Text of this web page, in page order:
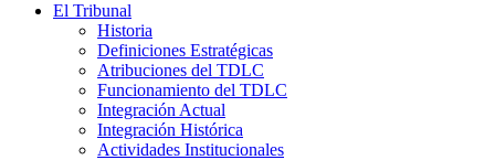
El Tribunal
Historia
Definiciones Estratégicas
Atribuciones del TDLC
Funcionamiento del TDLC
Integración Actual
Integración Histórica
Actividades Institucionales